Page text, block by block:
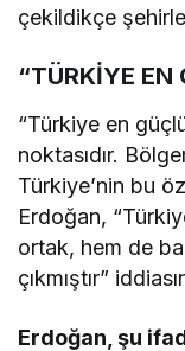
çekildikçe
“TÜRKİYE EN
“Türkiye en
noktasıdır.
Türkiye’nin bu
Erdoğan,
ortak, hem de
çıkmıştır”
Erdoğan, şu